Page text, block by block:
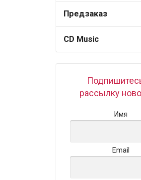
Предзаказ
CD Music
рассылку
Имя
Email